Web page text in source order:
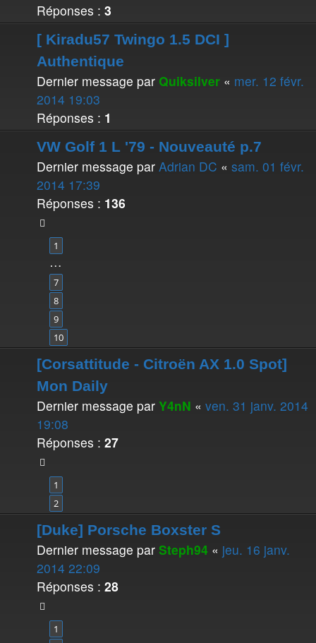
Réponses : 3
[ Kiradu57 Twingo 1.5 DCI ]
Authentique
Dernier message par Quiksilver « mer. 12 févr.
2014 19:03
Réponses : 1
VW Golf 1 L '79 - Nouveauté p.7
Dernier message par Adrian DC « sam. 01 févr.
2014 17:39
Réponses : 136
1
…
7
8
9
10
[Corsattitude - Citroën AX 1.0 Spot]
Mon Daily
Dernier message par Y4nN « ven. 31 janv. 2014
19:08
Réponses : 27
1
2
[Duke] Porsche Boxster S
Dernier message par Steph94 « jeu. 16 janv.
2014 22:09
Réponses : 28
1